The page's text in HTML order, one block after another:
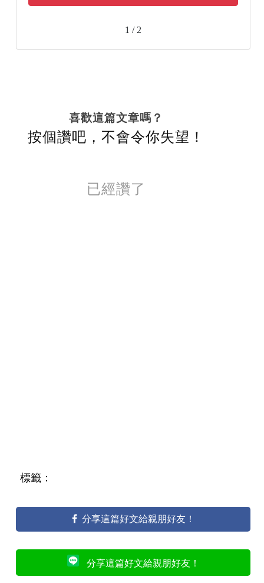
1 / 2
喜歡這篇文章嗎？
按個讚吧，不會令你失望！
已經讚了
標籤：
分享這篇好文給親朋好友！
分享這篇好文給親朋好友！